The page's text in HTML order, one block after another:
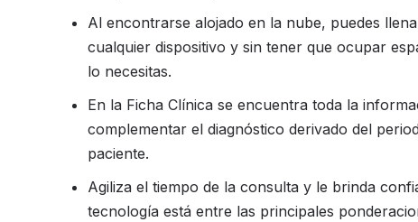
Al encontrarse alojado en la nube, puedes
cualquier dispositivo y sin tener que ocupar
lo necesitas.
En la Ficha Clínica se encuentra toda la
complementar el diagnóstico derivado del
paciente.
Agiliza el tiempo de la consulta y le brinda
tecnología está entre las principales